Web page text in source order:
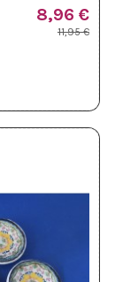
8,96 €
11,95 €